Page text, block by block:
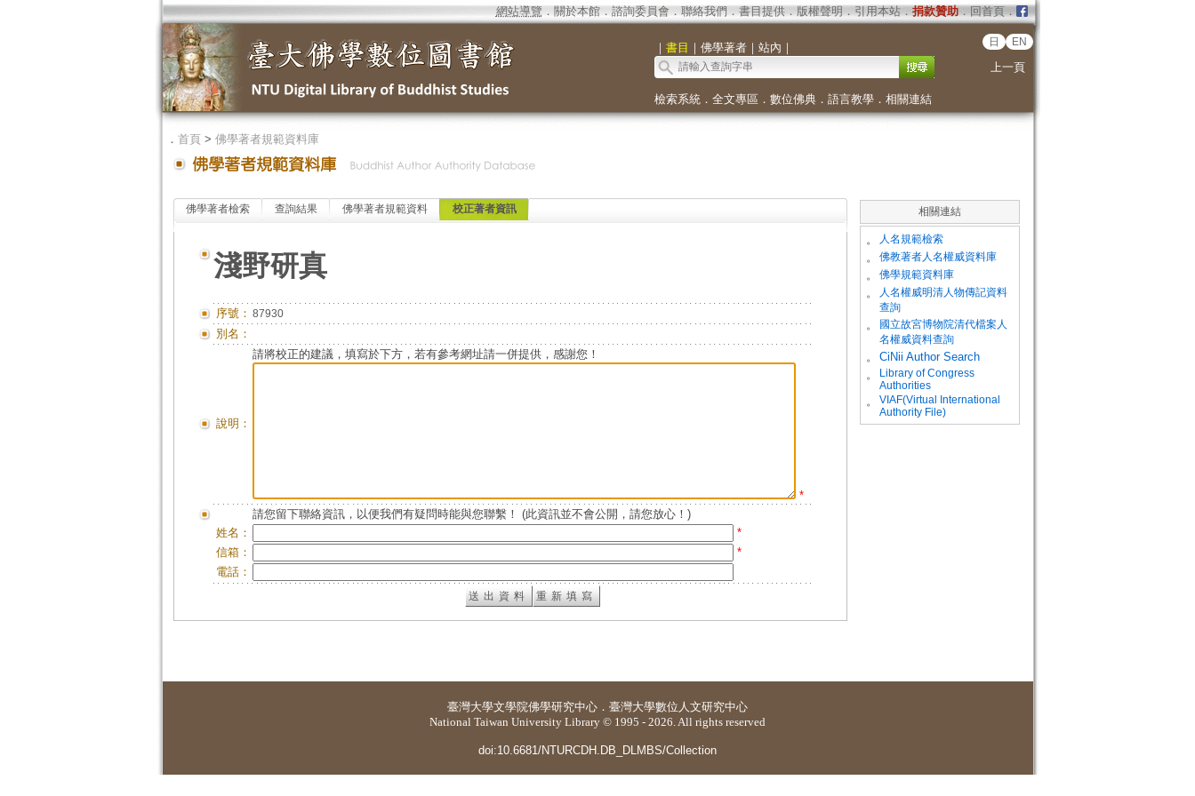
網站導覽 ． 關於本館． 諮詢委員會． 聯絡我們 ． 書目提供． 版權聲明 ． 引用本站． 捐款贊助．回首頁．
｜ 書目 ｜ 佛學著者｜ 站內 ｜ 日 EN
上一頁
檢索系統． 全文專區 ． 數位佛典． 語言教學． 相關連結
． 首頁> 佛學著者規範資料庫
佛學著者檢索 查詢結果 佛學著者規範資料 校正著者資訊
淺野研真
序號： 87930
別名：
說明：
請將校正的建議，填寫於下方，若有參考網址請一併提供，感謝您！
*
請您留下聯絡資訊，以便我們有疑問時能與您聯繫！ (此資訊並不會公開，請您放心！)
姓名：
*
信箱：
*
電話：
相關連結
。 人名規範檢索
。 佛教著者人名權威資料庫
。 佛學規範資料庫
。
人名權威明清人物傳記資料
查詢
。
國立故宮博物院清代檔案人
名權威資料查詢
。
CiNii Author Search
。
Library of Congress
Authorities
。
VIAF(Virtual International
Authority File)
臺灣大學文學院佛學研究中心 ． 臺灣大學數位人文研究中心
National Taiwan University Library © 1995 - 2026. All rights reserved
doi:10.6681/NTURCDH.DB_DLMBS/Collection